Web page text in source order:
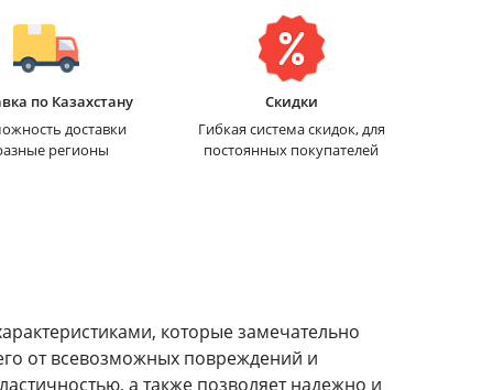
по Казахстану
доставки
регионы
Скидки
Гибкая система скидок, для
постоянных покупателей
которые замечательно
от всевозможных повреждений и
а также позволяет надежно и